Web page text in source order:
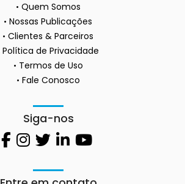
Quem Somos
Nossas Publicações
Clientes & Parceiros
Política de Privacidade
Termos de Uso
Fale Conosco
Siga-nos